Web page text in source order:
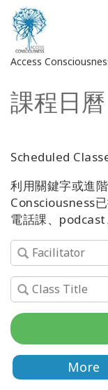
Access
登
錄
的
戶
關
Access
Bars
程
課程日曆
Scheduled
利用關鍵字或進
Consciousness
電話課、podcast
More